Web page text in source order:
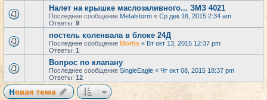
Налет на крышке маслозаливного... ЗМЗ 4021
Последнее сообщение Metalstorm « Ср дек 16, 2015 2:34 am
Ответы: 9
постель коленвала в блоке 24Д
Последнее сообщение Mortis « Вт окт 13, 2015 12:37 pm
Ответы: 1
Вопрос по клапану
Последнее сообщение SingleEagle « Чт окт 08, 2015 18:37 pm
Ответы: 12
Новая тема